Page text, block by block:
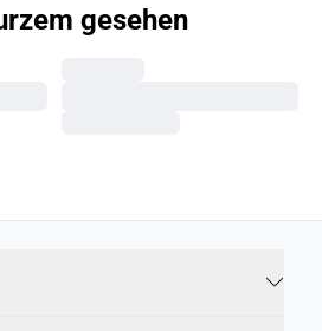
gesehen